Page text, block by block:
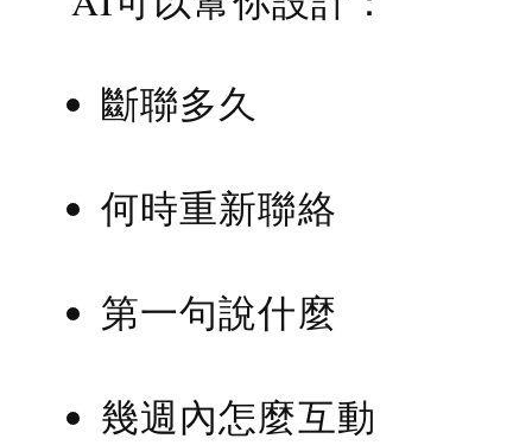
斷聯多久
何時重新聯絡
第一句說什麼
幾週內怎麼互動